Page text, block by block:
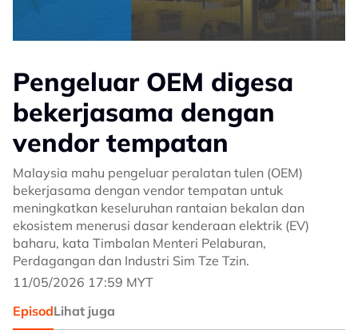
Pengeluar OEM digesa
bekerjasama dengan
vendor tempatan
Malaysia mahu pengeluar peralatan tulen (OEM)
bekerjasama dengan vendor tempatan untuk
meningkatkan keseluruhan rantaian bekalan dan
ekosistem menerusi dasar kenderaan elektrik (EV)
baharu, kata Timbalan Menteri Pelaburan,
Perdagangan dan Industri Sim Tze Tzin.
11/05/2026 17:59 MYT
EpisodLihat juga